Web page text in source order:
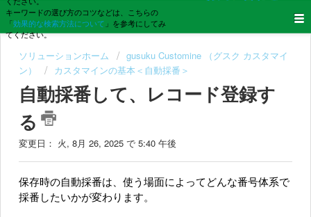
キーワードの選び方のコツなどは、こちらの
「効果的な検索方法について 」を参考にしてみ
てください。
ソリューションホーム
gusuku Customine （グスク カスタマイ
ン）
カスタマインの基本＜自動採番＞
自動採番して、レコード登録す
る
変更日： 火, 8月 26, 2025 で 5:40 午後
保存時の自動採番は、使う場面によってどんな番号体系で
採番したいかが変わります。